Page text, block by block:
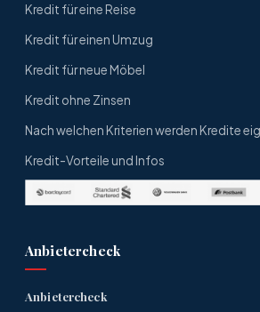
Kredit für eine Reise
Kredit für einen Umzug
Kredit für neue Möbel
Kredit ohne Zinsen
Nach welchen Kriterien werden Kredite
Kredit-Vorteile und Infos
Anbietercheck
Anbietercheck